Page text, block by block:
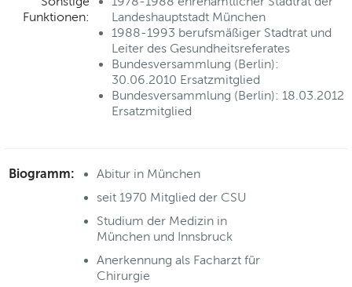
Funktionen:
Landeshauptstadt München
1988-1993 berufsmäßiger Stadtrat und
Leiter des Gesundheitsreferates
Bundesversammlung (Berlin):
30.06.2010 Ersatzmitglied
Bundesversammlung (Berlin): 18.03.2012
Ersatzmitglied
Biogramm:
Abitur in München
seit 1970 Mitglied der CSU
Studium der Medizin in
München und Innsbruck
Anerkennung als Facharzt für
Chirurgie